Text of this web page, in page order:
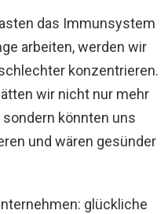
das Immunsystem
arbeiten, werden wir
konzentrieren.
wir nicht nur mehr
sondern könnten uns
und wären gesünder
glückliche